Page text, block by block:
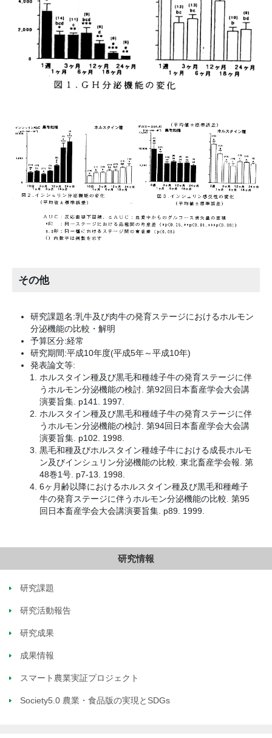
その他
研究課題名:乳牛及び肉牛の発育ステージにおけるホルモン
分泌機能の比較・解明
予算区分:経常
研究期間:平成10年度(平成5年～平成10年)
発表論文等:
ホルスタイン種及び黒毛和種雄子牛の発育ステージに伴
うホルモン分泌機能の検討. 第92回日本畜産学会大会講
演要旨集. p141. 1997.
ホルスタイン種及び黒毛和種雄子牛の発育ステージに伴
うホルモン分泌機能の検討. 第94回日本畜産学会大会講
演要旨集. p102. 1998.
黒毛和種及びホルスタイン種雄子牛における成長ホルモ
ン及びインシュリン分泌機能の比較. 東北畜産学会報. 第
48巻1号. p7-13. 1998.
6ヶ月齢以降におけるホルスタイン種及び黒毛和種雌子
牛の発育ステージに伴うホルモン分泌機能の比較. 第95
回日本畜産学会大会講演要旨集. p89. 1999.
研究情報
研究課題
研究活動報告
研究成果
成果情報
スマート農業実証プロジェクト
Society5.0 農業・食品版の実現とSDGs